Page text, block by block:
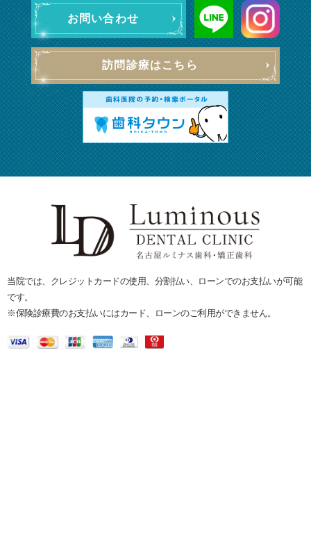
お問い合わせ
訪問診療はこちら
当院では、クレジットカードの使用、分割払い、ローンでのお支払いが可能
です。
※保険診療費のお支払いにはカード、ローンのご利用ができません。